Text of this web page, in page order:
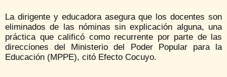
La dirigente y educadora asegura que los docentes son
eliminados de las nóminas sin explicación alguna, una
práctica que calificó como recurrente por parte de las
direcciones del Ministerio del Poder Popular para la
Educación (MPPE), citó Efecto Cocuyo.